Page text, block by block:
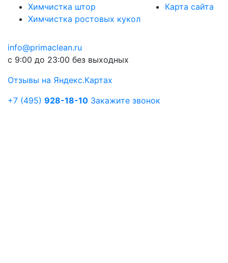
Химчистка штор
Химчистка ростовых кукол
Карта сайта
info@primaclean.ru
с 9:00 до 23:00 без выходных
Отзывы на Яндекс.Картах
+7 (495) 928-18-10 Закажите звонок